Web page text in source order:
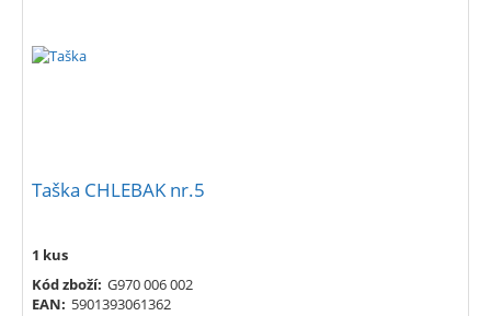
Taška CHLEBAK nr.5
1 kus
Kód zboží: G970 006 002
EAN: 5901393061362